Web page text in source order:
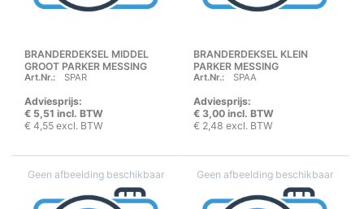
BRANDERDEKSEL MIDDEL
GROOT PARKER MESSING
Art.Nr.: SPAR
Adviesprijs:
€ 5,51 incl. BTW
€ 4,55 excl. BTW
BRANDERDEKSEL KLEIN
PARKER MESSING
Art.Nr.: SPAA
Adviesprijs:
€ 3,00 incl. BTW
€ 2,48 excl. BTW